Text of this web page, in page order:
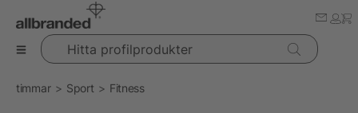
Hitta profilprodukter
timmar Sport Fitness